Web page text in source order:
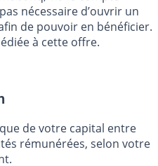
sans risque pour
via le compte
nécessaire d’ouvrir un
à cette offre.
de votre capital entre